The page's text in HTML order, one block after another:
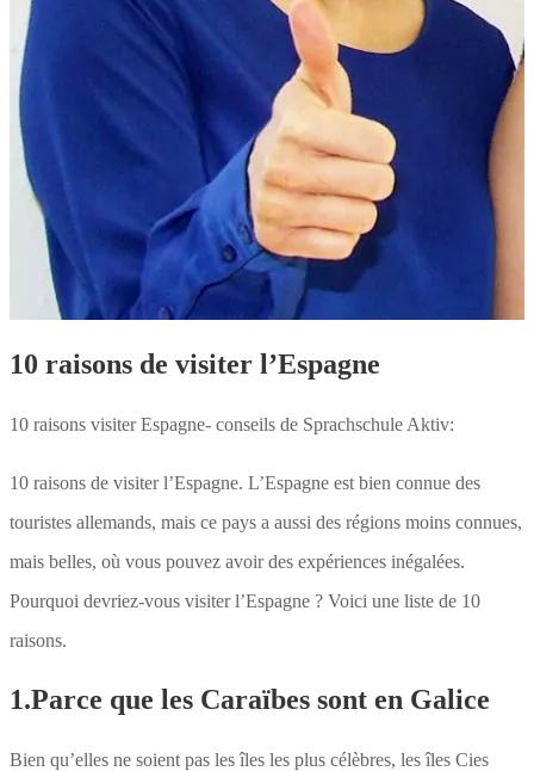
10 raisons de visiter l’Espagne
10 raisons visiter Espagne- conseils de Sprachschule Aktiv:
10 raisons de visiter l’Espagne. L’Espagne est bien connue des
touristes allemands, mais ce pays a aussi des régions moins connues,
mais belles, où vous pouvez avoir des expériences inégalées.
Pourquoi devriez-vous visiter l’Espagne ? Voici une liste de 10
raisons.
1.Parce que les Caraïbes sont en Galice
Bien qu’elles ne soient pas les îles les plus célèbres, les îles Cies